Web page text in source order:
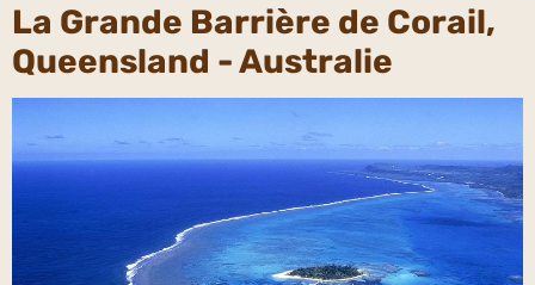
La Grande Barrière de Corail,
Queensland - Australie